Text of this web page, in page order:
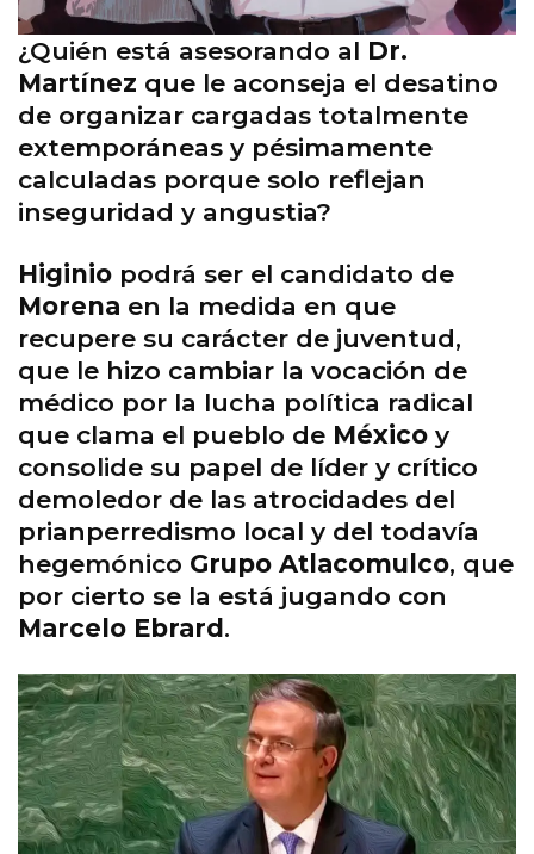
¿Quién está asesorando al Dr.
Martínez que le aconseja el desatino
de organizar cargadas totalmente
extemporáneas y pésimamente
calculadas porque solo reflejan
inseguridad y angustia?
Higinio podrá ser el candidato de
Morena en la medida en que
recupere su carácter de juventud,
que le hizo cambiar la vocación de
médico por la lucha política radical
que clama el pueblo de México y
consolide su papel de líder y crítico
demoledor de las atrocidades del
prianperredismo local y del todavía
hegemónico Grupo Atlacomulco, que
por cierto se la está jugando con
Marcelo Ebrard.